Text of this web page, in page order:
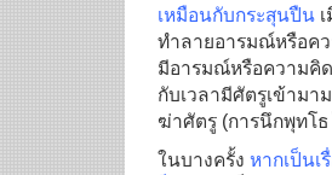
เหมือนกับกระสุนปืน
ทำลายอารมณ์หรือคว
มีอารมณ์หรือความคิ
กับเวลามีศัตรูเข้ามา
ฆ่าศัตรู (การนึกพุทโ
ในบางครั้ง หากเป็นเ